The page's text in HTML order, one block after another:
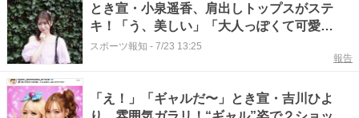
とき宣・小泉遥香、肩出しトップスがステ
キ！「う、美しい」「大人っぽくて可愛
い！！」
スポーツ報知 - 7/23 13:25
報告
「え！」「ギャルだ〜」とき宣・吉川ひよ